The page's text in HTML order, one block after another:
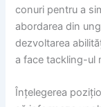
conuri pentru a
abordarea din
dezvoltarea
a face tackling-ul
Înțelegerea